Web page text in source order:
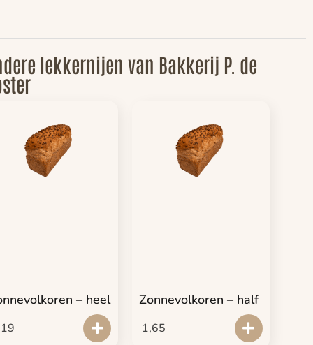
lekkernijen van Bakkerij P. de
– heel Zonnevolkoren – half
1,65